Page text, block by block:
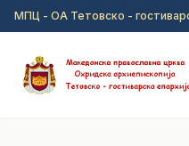
Прејди на главна
МПЦ - ОА Тетовско -